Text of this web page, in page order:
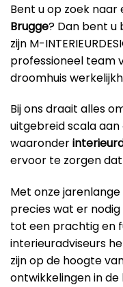
Bent u op zoek naar
Brugge? Dan bent u
zijn M-
professioneel team
droomhuis
Bij ons draait alles
uitgebreid scala aan
waaronder
ervoor te zorgen
Met onze
precies wat er
tot een prachtig en
interieuradviseurs
zijn op de hoogte
ontwikkelingen in